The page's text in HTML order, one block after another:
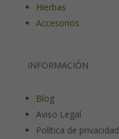
Hierbas
Accesorios
INFORMACIÓN
Blog
Aviso Legal
Política de privacidad